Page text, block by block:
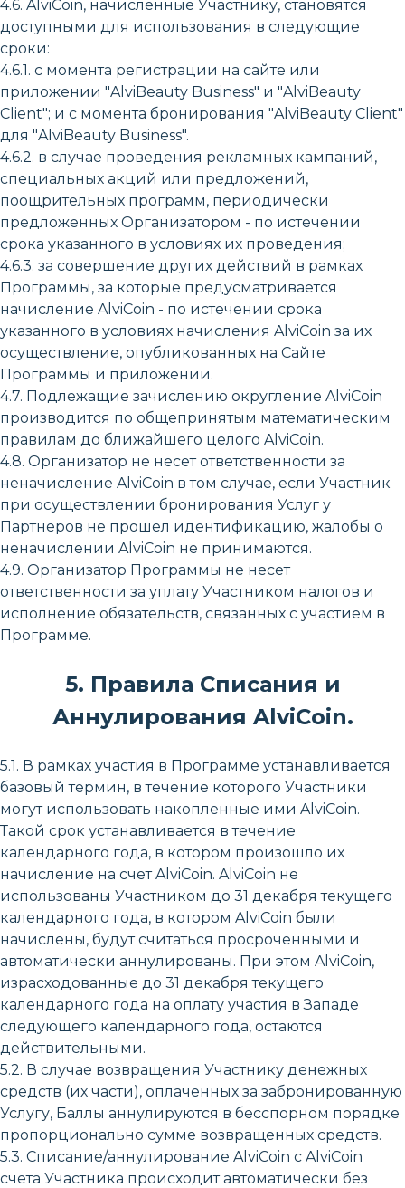
4.6. AlviCoin, начисленные Участнику, становятся
доступными для использования в следующие
сроки:
4.6.1. с момента регистрации на сайте или
приложении "AlviBeauty Business" и "AlviBeauty
Client"; и с момента бронирования "AlviBeauty Client"
для "AlviBeauty Business".
4.6.2. в случае проведения рекламных кампаний,
специальных акций или предложений,
поощрительных программ, периодически
предложенных Организатором - по истечении
срока указанного в условиях их проведения;
4.6.3. за совершение других действий в рамках
Программы, за которые предусматривается
начисление AlviCoin - по истечении срока
указанного в условиях начисления AlviCoin за их
осуществление, опубликованных на Сайте
Программы и приложении.
4.7. Подлежащие зачислению округление AlviCoin
производится по общепринятым математическим
правилам до ближайшего целого AlviCoin.
4.8. Организатор не несет ответственности за
неначисление AlviCoin в том случае, если Участник
при осуществлении бронирования Услуг у
Партнеров не прошел идентификацию, жалобы о
неначислении AlviCoin не принимаются.
4.9. Организатор Программы не несет
ответственности за уплату Участником налогов и
исполнение обязательств, связанных с участием в
Программе.
5. Правила Списания и
Аннулирования AlviCoin.
5.1. В рамках участия в Программе устанавливается
базовый термин, в течение которого Участники
могут использовать накопленные ими AlviCoin.
Такой срок устанавливается в течение
календарного года, в котором произошло их
начисление на счет AlviCoin. AlviCoin не
использованы Участником до 31 декабря текущего
календарного года, в котором AlviCoin были
начислены, будут считаться просроченными и
автоматически аннулированы. При этом AlviCoin,
израсходованные до 31 декабря текущего
календарного года на оплату участия в Западе
следующего календарного года, остаются
действительными.
5.2. В случае возвращения Участнику денежных
средств (их части), оплаченных за забронированную
Услугу, Баллы аннулируются в бесспорном порядке
пропорционально сумме возвращенных средств.
5.3. Списание/аннулирование AlviCoin с AlviCoin
счета Участника происходит автоматически без